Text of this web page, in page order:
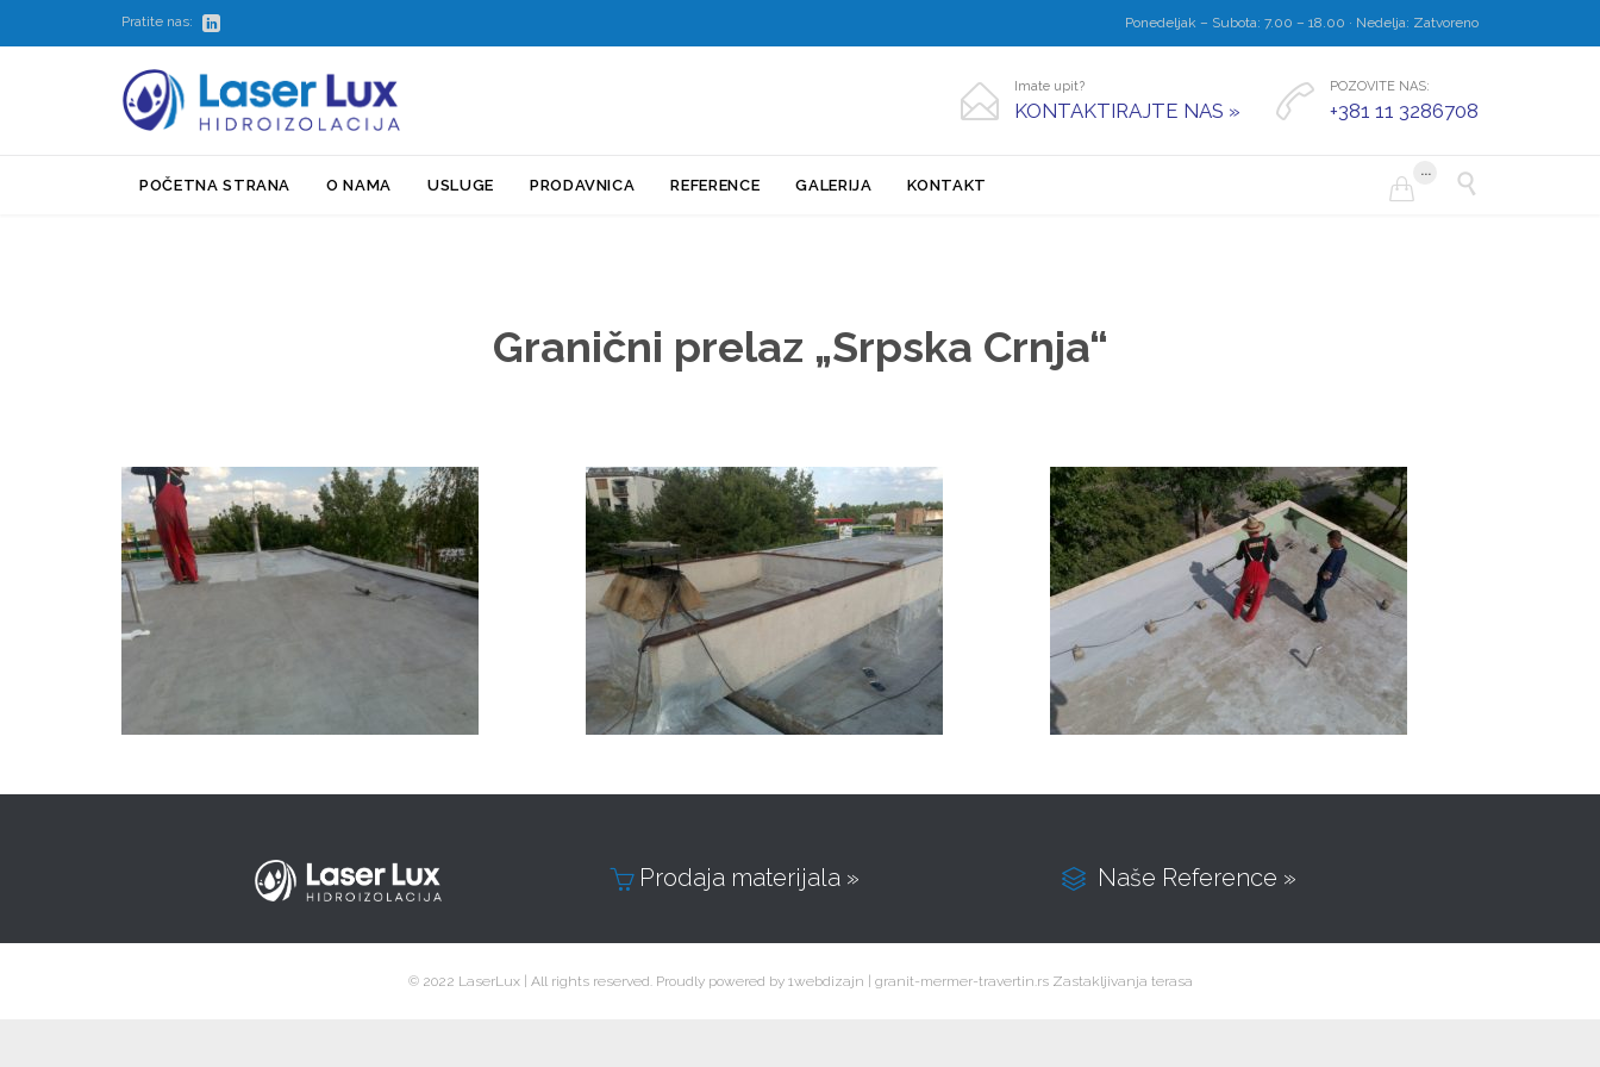
Pratite nas:  Ponedeljak – Subota: 7.00 – 18.00 · Nedelja: Zatvoreno
 Imate upit?
KONTAKTIRAJTE NAS »  POZOVITE NAS:
+381 11 3286708
to
POČETNA STRANA O NAMA USLUGE PRODAVNICA REFERENCE GALERIJA KONTAKT 
... 
Granični prelaz „Srpska Crnja“
Prodaja materijala »  Naše Reference »
© 2022 LaserLux | All rights reserved. Proudly powered by 1webdizajn granit-mermer-travertin.rsZastakljivanja terasa